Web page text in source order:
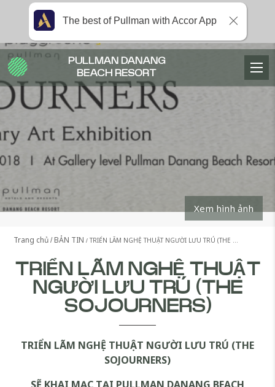
Xem hình ảnh
Trang chủ BẢN TIN TRIỂN LÃM NGHỆ THUẬT NGƯỜI LƯU TRÚ (THE …
TRIỂN LÃM NGHỆ THUẬT
NGƯỜI LƯU TRÚ (THE
SOJOURNERS)
TRIỂN LÃM NGHỆ THUẬT NGƯỜI LƯU TRÚ (THE
SOJOURNERS)
PULLMAN DANANG
BEACH RESORT
The best of Pullman with Accor App